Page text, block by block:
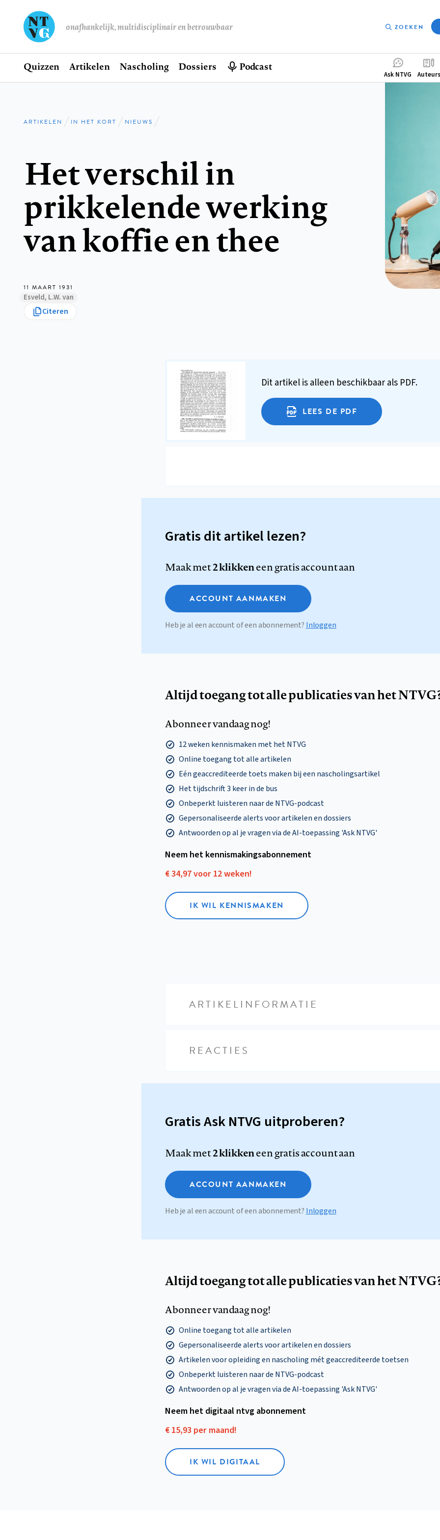
onafhankelijk, multidisciplinair en betrouwbaar ZOEKEN
Hoofdnavigatie
Home
Quizzen Artikelen Nascholing Dossiers Podcast
Ask NTVG Auteurs
Kruimelpad
ARTIKELEN IN HET KORT NIEUWS
Het verschil in
prikkelende werking
van koffie en thee
11 MAART 1931
Esveld, L.W. van
Citeren
Dit artikel is alleen beschikbaar als PDF.
LEES DE PDF
Gratis dit artikel lezen?
Maak met2 klikkeneen gratis account aan
ACCOUNT AANMAKEN
Heb je al een account of een abonnement? Inloggen
Altijd toegang tot alle publicaties van het
Abonneer vandaag nog!
12 weken kennismaken met het NTVG
Online toegang tot alle artikelen
Eén geaccrediteerde toets maken bij een nascholingsartikel
Het tijdschrift 3 keer in de bus
Onbeperkt luisteren naar de NTVG-podcast
Gepersonaliseerde alerts voor artikelen en dossiers
Antwoorden op al je vragen via de AI-toepassing 'Ask NTVG'
Neem het kennismakings­abonnement
€ 34,97 voor 12 weken!
IK WIL KENNISMAKEN
ARTIKELINFORMATIE
REACTIES
Gratis Ask NTVG uitproberen?
Maak met2 klikkeneen gratis account aan
ACCOUNT AANMAKEN
Heb je al een account of een abonnement? Inloggen
Altijd toegang tot alle publicaties van het
Abonneer vandaag nog!
Online toegang tot alle artikelen
Gepersonaliseerde alerts voor artikelen en dossiers
Artikelen voor opleiding en nascholing mét geaccrediteerde toetsen
Onbeperkt luisteren naar de NTVG-podcast
Antwoorden op al je vragen via de AI-toepassing 'Ask NTVG'
Neem het digitaal ntvg abonnement
€ 15,93 per maand!
IK WIL DIGITAAL